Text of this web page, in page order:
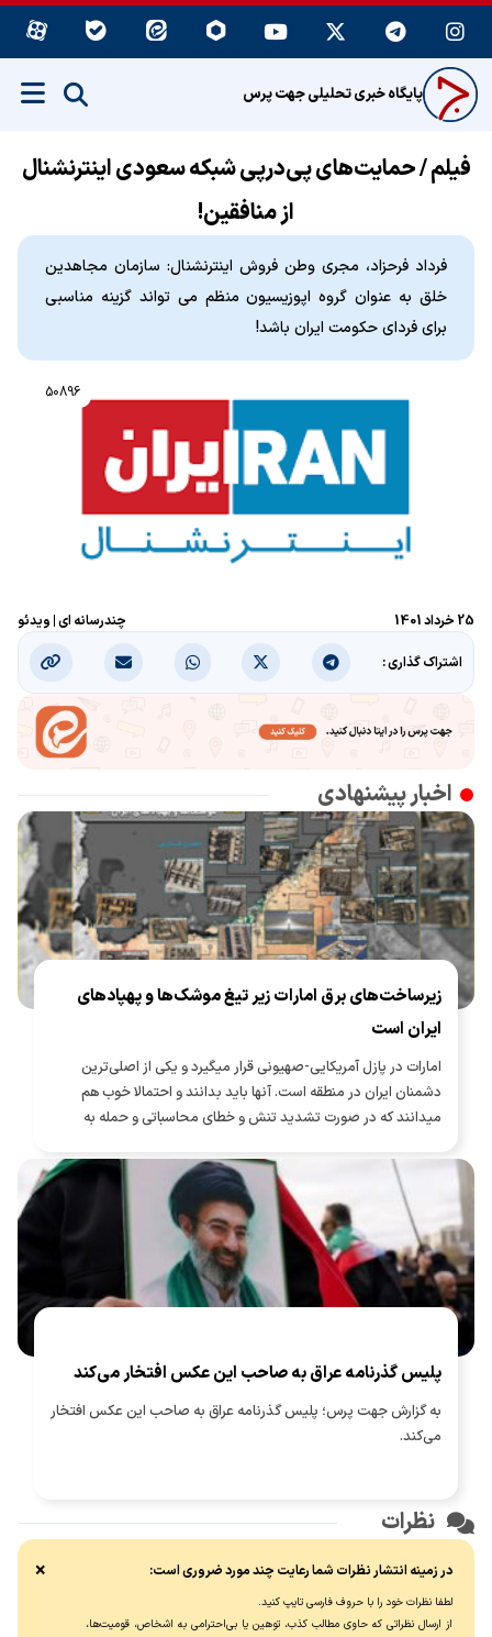
پایگاه خبری تحلیلی جهت پرس
فیلم / حمایت‌های پی‌در‌پی شبکه سعودی اینترنشنال
از منافقین!
فرداد فرحزاد، مجری وطن فروش اینترنشنال: سازمان مجاهدین
خلق به عنوان گروه اپوزیسیون منظم می تواند گزینه مناسبی
برای فردای حکومت ایران باشد!
50896
25 خرداد 1401 چندرسانه ای| ویدئو
اشتراک گذاری :
اخبار پیشنهادی
زیرساخت‌های برق امارات زیر تیغ موشک‌ها و پهپادهای
ایران است
امارات در پازل آمریکایی-صهیونی قرار میگیرد و یکی از اصلی‌ترین
دشمنان ایران در منطقه است. آنها باید بدانند و احتمالا خوب هم
میدانند که در صورت تشدید تنش و خطای محاسباتی و حمله به
رژیم امارات هم به سهولت در دسترس ایران است.
پلیس گذرنامه عراق به صاحب این عکس افتخار می‌کند
به گزارش جهت پرس؛ پلیس گذرنامه عراق به صاحب این عکس افتخار
می‌کند.
نظرات
در زمینه انتشار نظرات شما رعایت چند مورد ضروری است:
لطفا نظرات خود را با حروف فارسی تایپ کنید.
از ارسال نظراتی که حاوی مطالب کذب، توهین یا بی‌احترامی به اشخاص، قومیت‌ها،
×